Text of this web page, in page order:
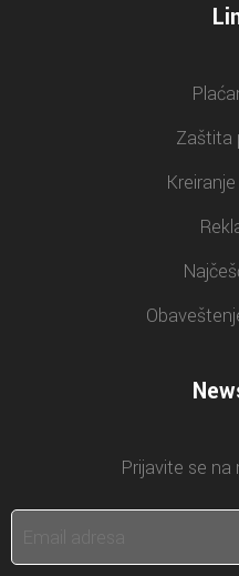
Zaštita
Prijavite se na